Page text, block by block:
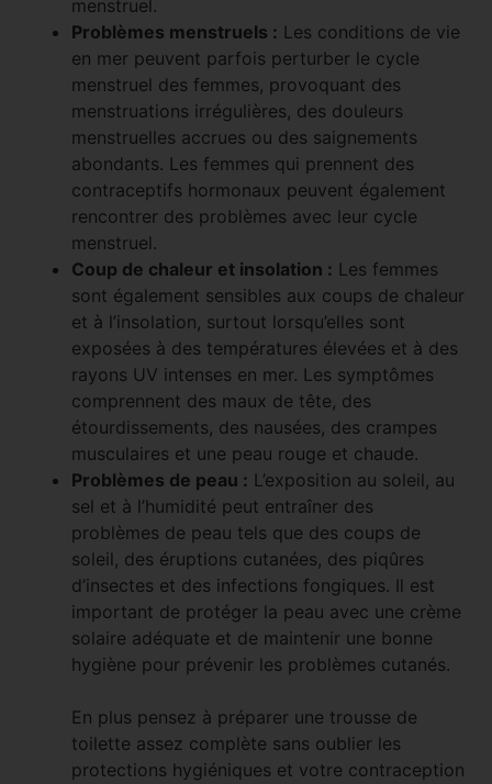
menstruel.
Problèmes menstruels : Les conditions de vie
en mer peuvent parfois perturber le cycle
menstruel des femmes, provoquant des
menstruations irrégulières, des douleurs
menstruelles accrues ou des saignements
abondants. Les femmes qui prennent des
contraceptifs hormonaux peuvent également
rencontrer des problèmes avec leur cycle
menstruel.
Coup de chaleur et insolation : Les femmes
sont également sensibles aux coups de chaleur
et à l’insolation, surtout lorsqu’elles sont
exposées à des températures élevées et à des
rayons UV intenses en mer. Les symptômes
comprennent des maux de tête, des
étourdissements, des nausées, des crampes
musculaires et une peau rouge et chaude.
Problèmes de peau : L’exposition au soleil, au
sel et à l’humidité peut entraîner des
problèmes de peau tels que des coups de
soleil, des éruptions cutanées, des piqûres
d’insectes et des infections fongiques. Il est
important de protéger la peau avec une crème
solaire adéquate et de maintenir une bonne
hygiène pour prévenir les problèmes cutanés.
En plus pensez à préparer une trousse de
toilette assez complète sans oublier les
protections hygiéniques et votre contraception